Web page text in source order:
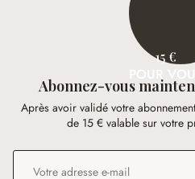
15 €
Abonnez-vous
Après avoir validé votre
de 15 € valable sur votre
Adresse e-mail*